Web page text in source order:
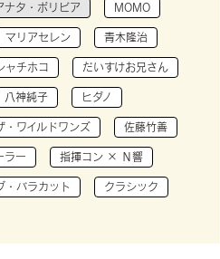
ナタ・ボリビア MOMO
マリアセレン 青木隆治
ャチホコ だいすけお兄さん
八神純子 ヒダノ
・ワイルドワンズ 佐藤竹善
ラー 指揮コン × Ｎ響
・バラカット クラシック